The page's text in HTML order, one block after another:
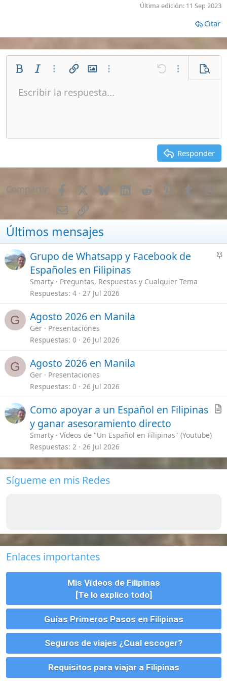
Guías Primeros Pasos en Filipinas
Seguros de viajes ¿Cual escoger?
Charla en General
Empleo en Filipinas
Vivienda, Alquiler, Compra y Tramites
Parejas, Bodas, Divorcios, etc
Visados para Filipinas
Este sitio usa cookies. Para continuar usando este sitio, se debe
aceptar nuestro uso de cookies.
Accept Más información.…